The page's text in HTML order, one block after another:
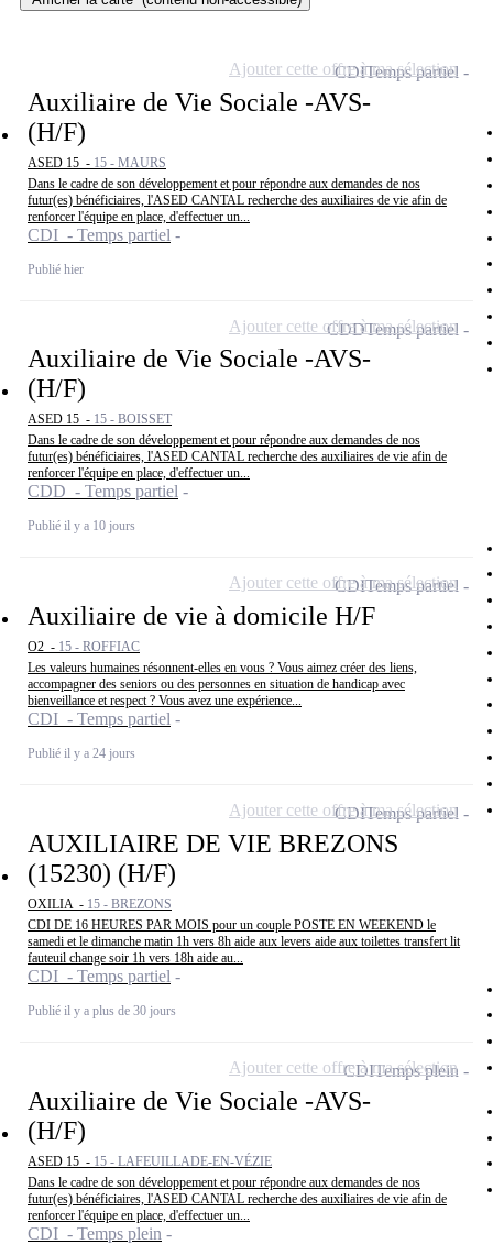
Auxiliaire de Vie Sociale -AVS-
(H/F)
ASED 15 - 15 - MAURS
Dans le cadre de son développement et pour répondre aux demandes de nos
futur(es) bénéficiaires, l'ASED CANTAL recherche des auxiliaires de vie afin de
renforcer l'équipe en place, d'effectuer un...
CDI - Temps partiel
Publié hier
CDITemps partiel
Ajouter cette offre à ma sélection
Auxiliaire de Vie Sociale -AVS-
(H/F)
ASED 15 - 15 - BOISSET
Dans le cadre de son développement et pour répondre aux demandes de nos
futur(es) bénéficiaires, l'ASED CANTAL recherche des auxiliaires de vie afin de
renforcer l'équipe en place, d'effectuer un...
CDD - Temps partiel
Publié il y a 10 jours
CDDTemps partiel
Ajouter cette offre à ma sélection
Auxiliaire de vie à domicile H/F
O2 - 15 - ROFFIAC
Les valeurs humaines résonnent-elles en vous ? Vous aimez créer des liens,
accompagner des seniors ou des personnes en situation de handicap avec
bienveillance et respect ? Vous avez une expérience...
CDI - Temps partiel
Publié il y a 24 jours
CDITemps partiel
Ajouter cette offre à ma sélection
AUXILIAIRE DE VIE BREZONS
(15230) (H/F)
OXILIA - 15 - BREZONS
CDI DE 16 HEURES PAR MOIS pour un couple POSTE EN WEEKEND le
samedi et le dimanche matin 1h vers 8h aide aux levers aide aux toilettes transfert lit
fauteuil change soir 1h vers 18h aide au...
CDI - Temps partiel
Publié il y a plus de 30 jours
CDITemps partiel
Ajouter cette offre à ma sélection
Auxiliaire de Vie Sociale -AVS-
(H/F)
ASED 15 - 15 - LAFEUILLADE-EN-VÉZIE
Dans le cadre de son développement et pour répondre aux demandes de nos
futur(es) bénéficiaires, l'ASED CANTAL recherche des auxiliaires de vie afin de
renforcer l'équipe en place, d'effectuer un...
CDI - Temps plein
CDITemps plein
Ajouter cette offre à ma sélection